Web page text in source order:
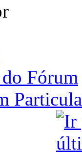
Fórum